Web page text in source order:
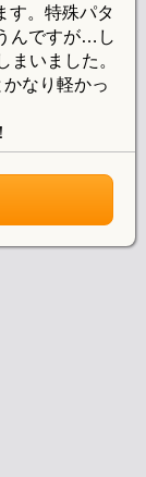
す。特殊パタ
んですが…し
いました。
なり軽かっ